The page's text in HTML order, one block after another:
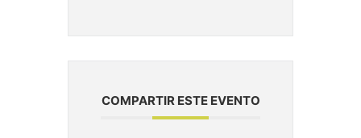
COMPARTIR ESTE EVENTO